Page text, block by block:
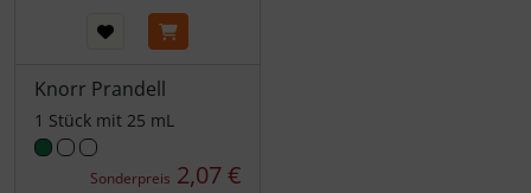
Knorr Prandell
1 Stück mit 25 mL
Sonderpreis 2,07 €